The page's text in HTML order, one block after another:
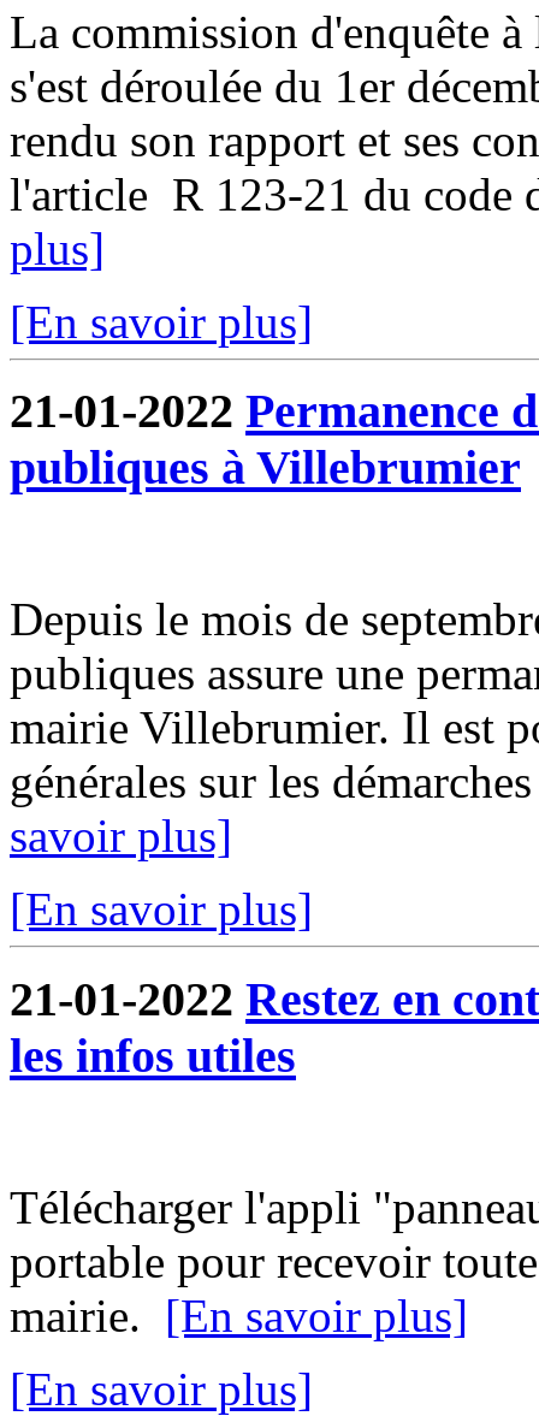
La commission d'enquête
s'est déroulée du 1er
rendu son rapport et ses
l'article R 123-21 du code
plus]
[En savoir plus]
21-01-2022 Permanence
publiques à Villebrumier
Depuis le mois de
publiques assure une
mairie Villebrumier. Il est
générales sur les
savoir plus]
[En savoir plus]
21-01-2022 Restez en
les infos utiles
Télécharger l'appli
portable pour recevoir
mairie. [En savoir plus]
[En savoir plus]